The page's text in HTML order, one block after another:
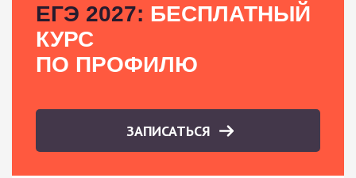
ЕГЭ 2027: БЕСПЛАТНЫЙ
КУРС
ПО ПРОФИЛЮ
ЗАПИСАТЬСЯ